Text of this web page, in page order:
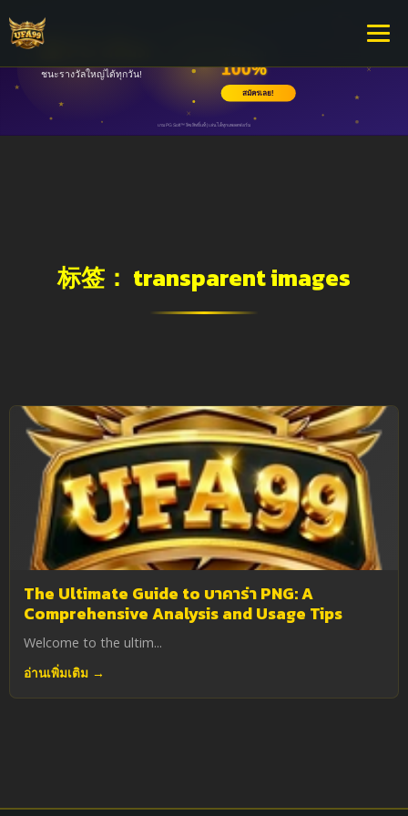
标签： transparent images
The Ultimate Guide to บาคาร่า PNG: A
Comprehensive Analysis and Usage Tips
Welcome to the ultim...
อ่านเพิ่มเติม →